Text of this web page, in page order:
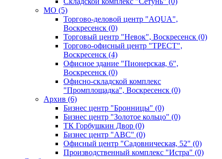
MO (5)
Торгово-деловой центр "AQUA",
Воскресенск (0)
Торговый центр "Невок", Воскресенск (0)
Торгово-офисный центр "ТРЕСТ",
Воскресенск (4)
Офисное здание "Пионерская, 6",
Воскресенск (0)
Офисно-складской комплекс
"Промплощадка", Воскресенск (0)
Архив (6)
Бизнес центр "Бронницы" (0)
Бизнес центр "Золотое кольцо" (0)
ТК Горбушкин Двор (0)
Бизнес центр "АВС" (0)
Офисный центр "Садовническая, 52" (0)
Производственный комплекс "Истра" (0)